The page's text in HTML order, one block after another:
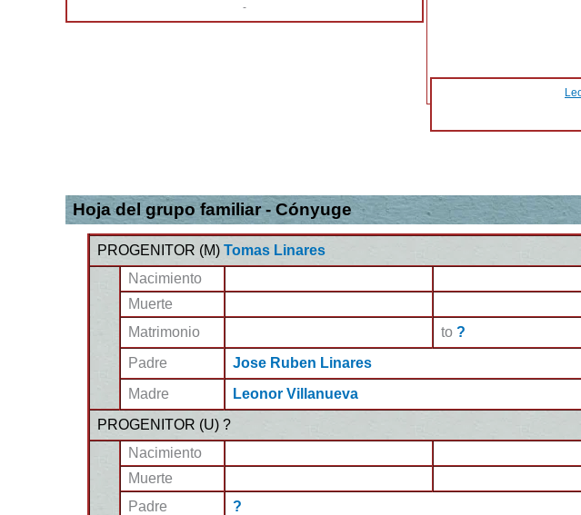
-
Hoja del grupo familiar - Cónyuge
PROGENITOR (M) Tomas Linares
Nacimiento
Muerte
Matrimonio
to ?
Padre
Jose Ruben Linares
Madre
Leonor Villanueva
PROGENITOR (U) ?
Nacimiento
Muerte
Padre
?